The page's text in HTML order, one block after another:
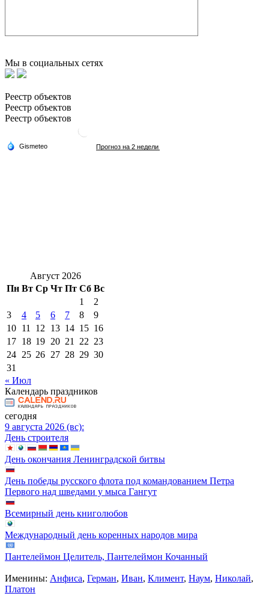
Мы в социальных сетях
Реестр объектов
Реестр объектов
Реестр объектов
Август 2026
Пн Вт Ср Чт Пт Сб Вс
1
2
3
4 5 6 7 8
9
10 11 12 13 14 15 16
17 18 19 20 21 22 23
24 25 26 27 28 29 30
31
« Июл
Календарь праздников
сегодня
9 августа 2026 (вс):
День строителя
День окончания Ленинградской битвы
День победы русского флота под командованием Петра
Первого над шведами у мыса Гангут
Всемирный день книголюбов
Международный день коренных народов мира
Пантелеймон Целитель, Пантелеймон Кочанный
Именины: Анфиса, Герман, Иван, Климент, Наум, Николай,
Платон